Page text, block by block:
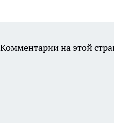
Комментарии на этой